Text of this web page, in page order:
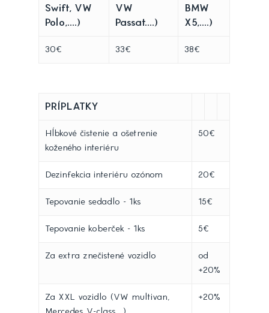
Swift, VW
Polo,....)
VW
Passat....)
BMW
X5,....)
30€ 33€ 38€
PRÍPLATKY
Hĺbkové čistenie a ošetrenie
koženého interiéru
50€
Dezinfekcia interiéru ozónom 20€
Tepovanie sedadlo - 1ks 15€
Tepovanie koberček - 1ks 5€
Za extra znečistené vozidlo
od
+20%
Za XXL vozidlo (VW multivan,
+20%